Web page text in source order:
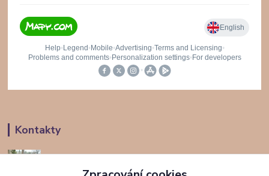
Kontakty
Jana Hájková
+420 724294625